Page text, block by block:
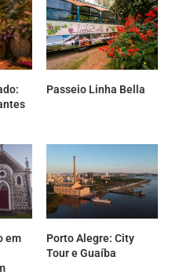
Passeio Linha Bella
em
Porto Alegre: City
Tour e Guaíba